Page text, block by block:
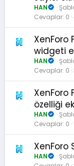
HAN
Cevaplar 0
widgeti
HAN
Cevaplar 0
XenForo
özelliği
HAN
Cevaplar 0
XenForo
HAN